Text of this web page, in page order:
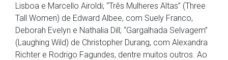
Lisboa e Marcello Airoldi; “Três Mulheres Altas” (Three
Tall Women) de Edward Albee, com Suely Franco,
Deborah Evelyn e Nathalia Dill; “Gargalhada Selvagem”
(Laughing Wild) de Christopher Durang, com Alexandra
Richter e Rodrigo Fagundes, dentre muitos outros. Ao